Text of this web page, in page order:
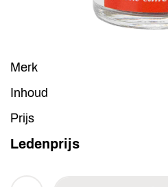
Merk
Inhoud
Prijs
Ledenprijs